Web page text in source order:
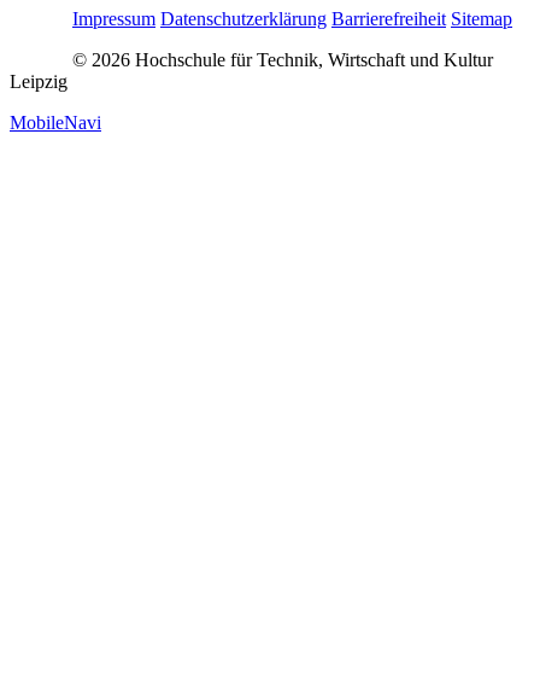
Impressum Datenschutzerklärung Barrierefreiheit Sitemap
© 2026 Hochschule für Technik, Wirtschaft und Kultur
Leipzig
MobileNavi